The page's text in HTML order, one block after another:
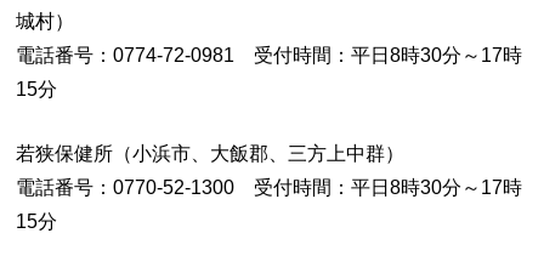
城村）
電話番号：0774-72-0981 受付時間：平日8時30分～17時
15分
若狭保健所（小浜市、大飯郡、三方上中群）
電話番号：0770-52-1300 受付時間：平日8時30分～17時
15分